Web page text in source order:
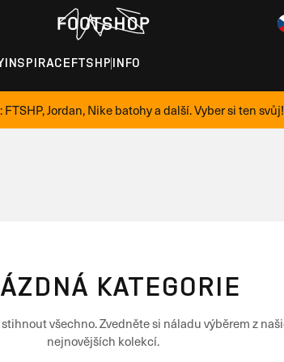
INSPIRACEFTSHP INFO
FTSHP, Jordan, Nike batohy a další. Vyber si ten svůj!
KATEGORIE
všechno. Zvedněte si náladu výběrem z
nejnovějších kolekcí.